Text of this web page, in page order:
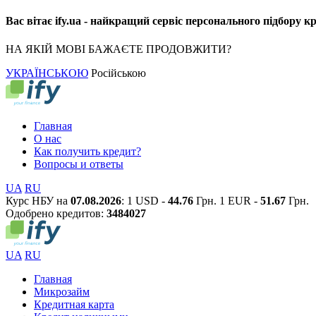
Вас вітає ify.ua - найкращий сервіс персонального підбору
НА ЯКІЙ МОВІ БАЖАЄТЕ ПРОДОВЖИТИ?
УКРАЇНСЬКОЮ Російською
Главная
О нас
Как получить кредит?
Вопросы и ответы
UA RU
Курс НБУ на 07.08.2026: 1 USD - 44.76 Грн. 1 EUR - 51.67 Грн.
Одобрено кредитов: 3484027
UA RU
Главная
Микрозайм
Кредитная карта